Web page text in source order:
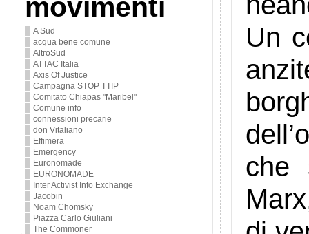
movimenti
A Sud
acqua bene comune
AltroSud
ATTAC Italia
Axis Of Justice
Campagna STOP TTIP
Comitato Chiapas "Maribel"
Comune info
connessioni precarie
don Vitaliano
Effimera
Emergency
Euronomade
EURONOMADE
Inter Activist Info Exchange
Jacobin
Noam Chomsky
Piazza Carlo Giuliani
The Commoner
Un
che